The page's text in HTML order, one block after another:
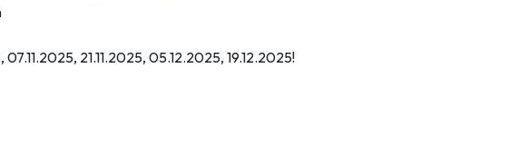
21.11.2025, 05.12.2025, 19.12.2025!